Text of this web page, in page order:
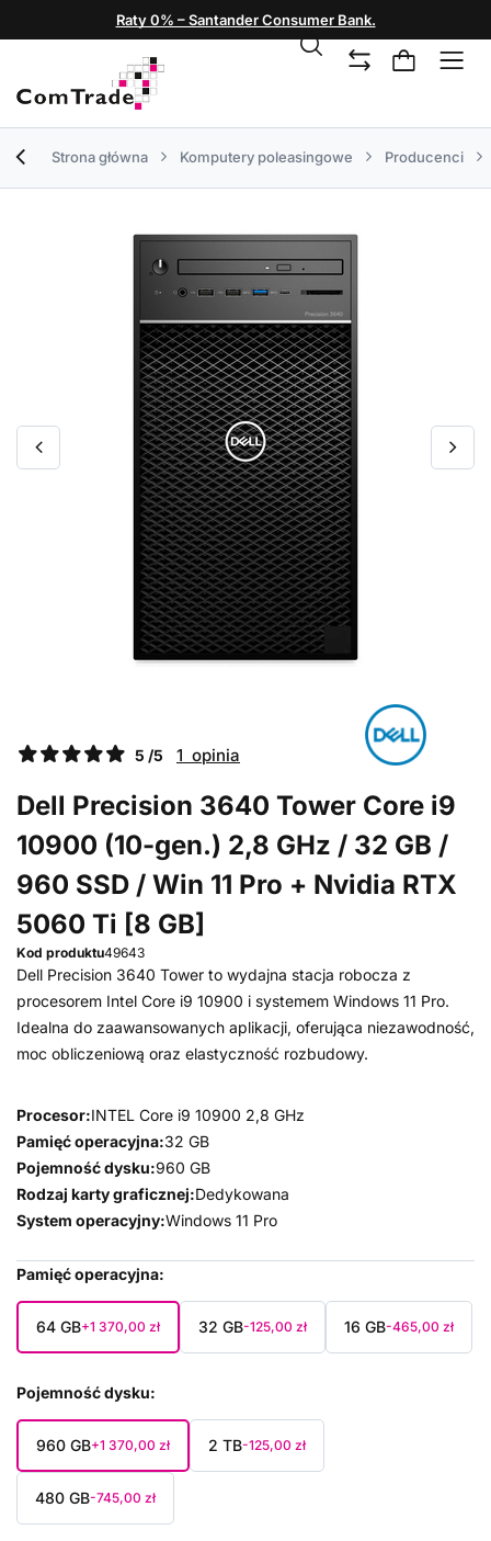
Raty 0% – Santander Consumer Bank.
Strona główna Komputery poleasingowe Producenci
5 /5 1 opinia
Dell Precision 3640 Tower Core i9
10900 (10-gen.) 2,8 GHz / 32 GB /
960 SSD / Win 11 Pro + Nvidia RTX
5060 Ti [8 GB]
Kod produktu49643
Dell Precision 3640 Tower to wydajna stacja robocza z
procesorem Intel Core i9 10900 i systemem Windows 11 Pro.
Idealna do zaawansowanych aplikacji, oferująca niezawodność,
moc obliczeniową oraz elastyczność rozbudowy.
Procesor:INTEL Core i9 10900 2,8 GHz
Pamięć operacyjna:32 GB
Pojemność dysku:960 GB
Rodzaj karty graficznej:Dedykowana
System operacyjny:Windows 11 Pro
Pamięć operacyjna
64 GB+1 370,00 zł 32 GB-125,00 zł 16 GB-465,00 zł
Pojemność dysku
960 GB+1 370,00 zł 2 TB-125,00 zł
480 GB-745,00 zł